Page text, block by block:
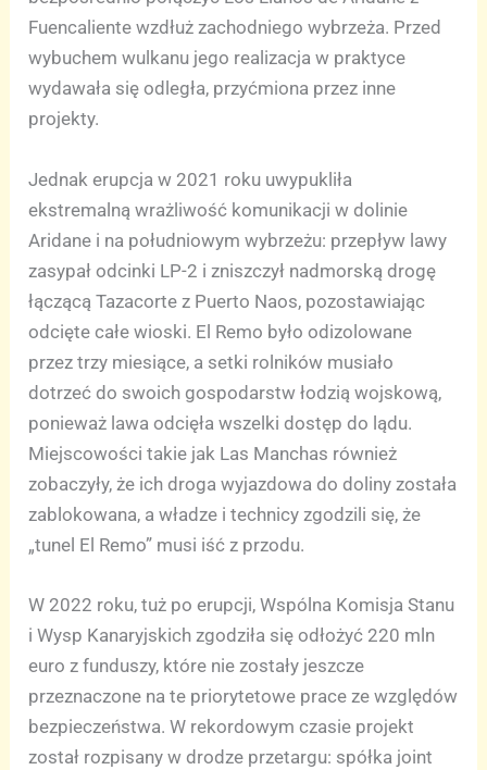
Fuencaliente wzdłuż zachodniego wybrzeża. Przed
wybuchem wulkanu jego realizacja w praktyce
wydawała się odległa, przyćmiona przez inne
projekty.
Jednak erupcja w 2021 roku uwypukliła
ekstremalną wrażliwość komunikacji w dolinie
Aridane i na południowym wybrzeżu: przepływ lawy
zasypał odcinki LP-2 i zniszczył nadmorską drogę
łączącą Tazacorte z Puerto Naos, pozostawiając
odcięte całe wioski. El Remo było odizolowane
przez trzy miesiące, a setki rolników musiało
dotrzeć do swoich gospodarstw łodzią wojskową,
ponieważ lawa odcięła wszelki dostęp do lądu.
Miejscowości takie jak Las Manchas również
zobaczyły, że ich droga wyjazdowa do doliny została
zablokowana, a władze i technicy zgodzili się, że
„tunel El Remo” musi iść z przodu.
W 2022 roku, tuż po erupcji, Wspólna Komisja Stanu
i Wysp Kanaryjskich zgodziła się odłożyć 220 mln
euro z funduszy, które nie zostały jeszcze
przeznaczone na te priorytetowe prace ze względów
bezpieczeństwa. W rekordowym czasie projekt
został rozpisany w drodze przetargu: spółka joint